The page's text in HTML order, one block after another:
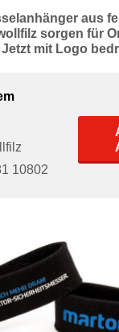
aus
sorgen für
mit Logo
10802